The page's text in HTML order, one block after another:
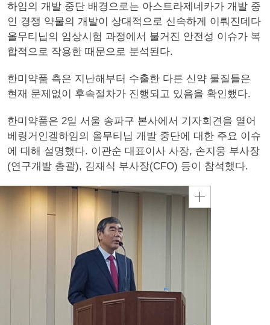
하임의 개발 중단 배경으로는 아스트라제네카가 개발 중
인 경쟁 약물의 개발이 상대적으로 신속하게 이뤄진데다
올무티닙의 임상시험 과정에서 불거진 안전성 이슈가 복
합적으로 작용한 때문으로 분석된다.
한미약품 측은 지난해부터 수출한 다른 신약 물질들은
현재 문제없이 후속절차가 진행되고 있음을 확인했다.
한미약품은 2일 서울 송파구 본사에서 기자회견을 열어
베링거인겔하임의 올무티닙 개발 중단에 대한 주요 이슈
에 대해 설명했다. 이관순 대표이사 사장, 손지웅 부사장
(연구개발 총괄), 김재식 부사장(CFO) 등이 참석했다.